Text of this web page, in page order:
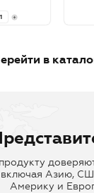
в
включая Азию,
Америку и